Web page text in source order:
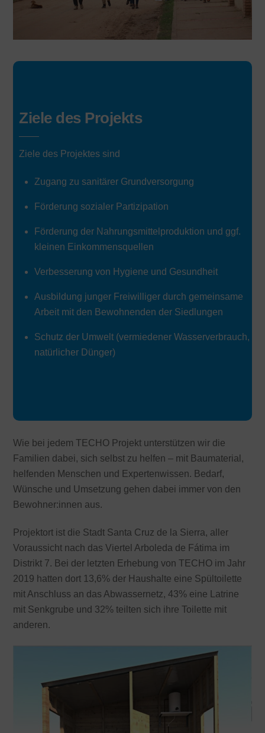
Ziele des Projekts
Ziele des Projektes sind
Zugang zu sanitärer Grundversorgung
Förderung sozialer Partizipation
Förderung der Nahrungsmittelproduktion und ggf.
kleinen Einkommensquellen
Verbesserung von Hygiene und Gesundheit
Ausbildung junger Freiwilliger durch gemeinsame
Arbeit mit den Bewohnenden der Siedlungen
Schutz der Umwelt (vermiedener Wasserverbrauch,
natürlicher Dünger)
Wie bei jedem TECHO Projekt unterstützen wir die
Familien dabei, sich selbst zu helfen – mit Baumaterial,
helfenden Menschen und Expertenwissen. Bedarf,
Wünsche und Umsetzung gehen dabei immer von den
Bewohner:innen aus.
Projektort ist die Stadt Santa Cruz de la Sierra, aller
Voraussicht nach das Viertel Arboleda de Fátima im
Distrikt 7. Bei der letzten Erhebung von TECHO im Jahr
2019 hatten dort 13,6% der Haushalte eine Spültoilette
mit Anschluss an das Abwassernetz, 43% eine Latrine
mit Senkgrube und 32% teilten sich ihre Toilette mit
anderen.